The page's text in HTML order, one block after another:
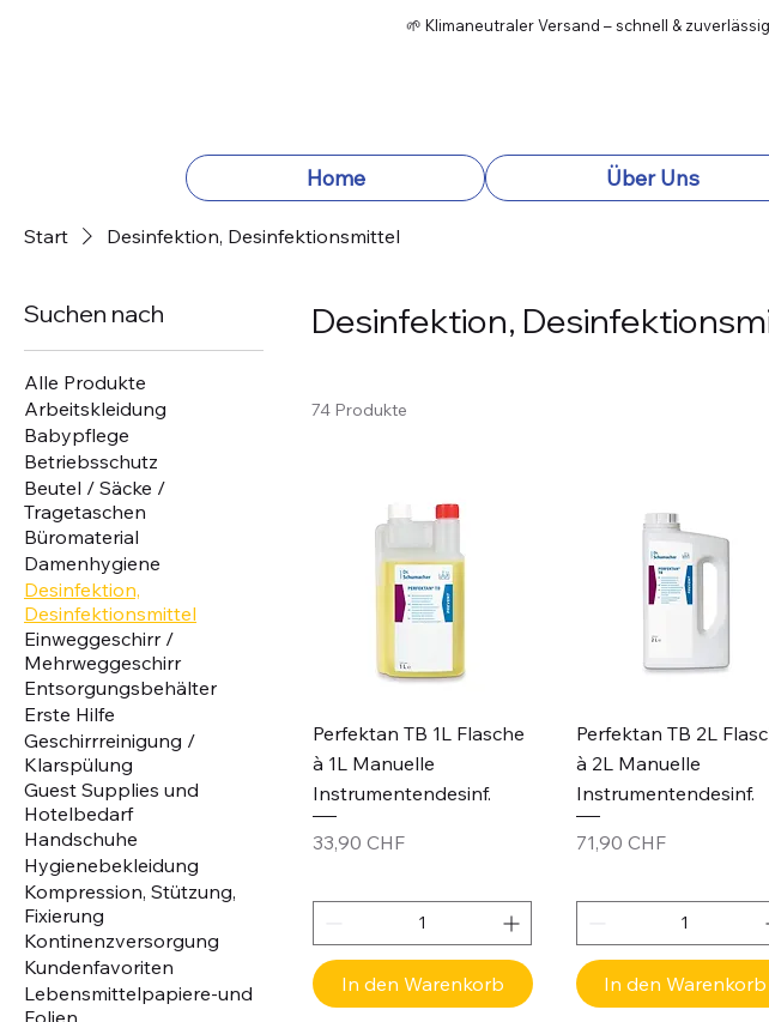
🌱 Klimaneutraler Versand – schnell &
Home Über Uns
Start Desinfektion, Desinfektionsmittel
Suchen nach
Alle Produkte
Arbeitskleidung
Babypflege
Betriebsschutz
Beutel / Säcke /
Tragetaschen
Büromaterial
Damenhygiene
Desinfektion,
Desinfektionsmittel
Einweggeschirr /
Mehrweggeschirr
Entsorgungsbehälter
Erste Hilfe
Geschirrreinigung /
Klarspülung
Guest Supplies und
Hotelbedarf
Handschuhe
Hygienebekleidung
Kompression, Stützung,
Fixierung
Kontinenzversorgung
Kundenfavoriten
Lebensmittelpapiere-und
Folien
Desinfektion,
74 Produkte
Perfektan TB 1L Flasche
à 1L Manuelle
Instrumentendesinf.
Preis
33,90 CHF
In den Warenkorb
Perfektan TB 2L
à 2L Manuelle
Instrumentendesinf.
Preis
71,90 CHF
In den Warenkorb